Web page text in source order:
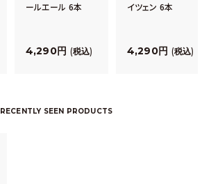
ールエール 6本
4,290 税込
イツェン 6本
4,290 税込
RECENTLY SEEN PRODUCTS